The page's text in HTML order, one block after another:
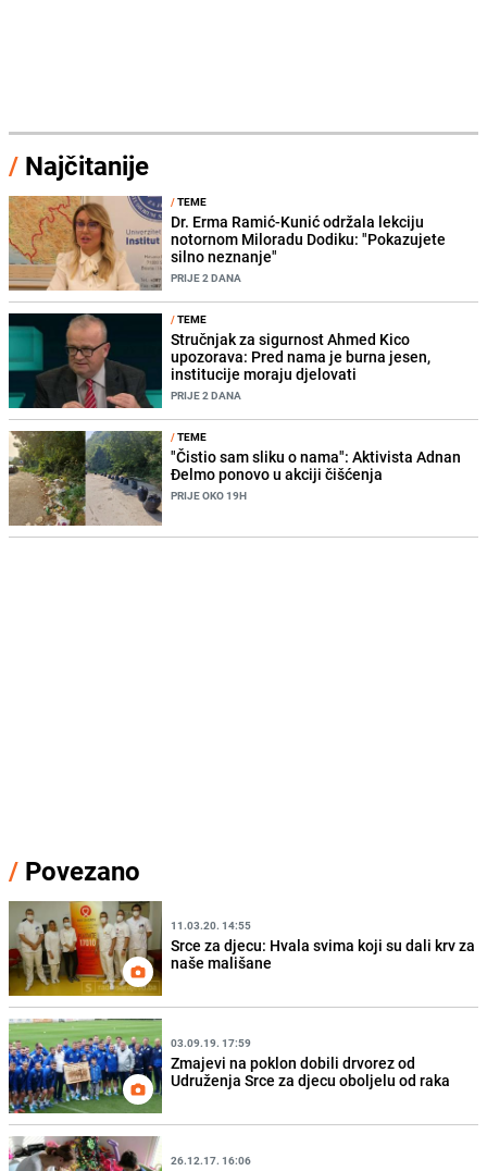
/ Najčitanije
/TEME
Dr. Erma Ramić-Kunić održala lekciju
notornom Miloradu Dodiku: "Pokazujete
silno neznanje"
PRIJE 2 DANA
/TEME
Stručnjak za sigurnost Ahmed Kico
upozorava: Pred nama je burna jesen,
institucije moraju djelovati
PRIJE 2 DANA
/TEME
"Čistio sam sliku o nama": Aktivista Adnan
Đelmo ponovo u akciji čišćenja
PRIJE OKO 19H
/ Povezano
11.03.20. 14:55
Srce za djecu: Hvala svima koji su dali krv za
naše mališane
03.09.19. 17:59
Zmajevi na poklon dobili drvorez od
Udruženja Srce za djecu oboljelu od raka
26.12.17. 16:06